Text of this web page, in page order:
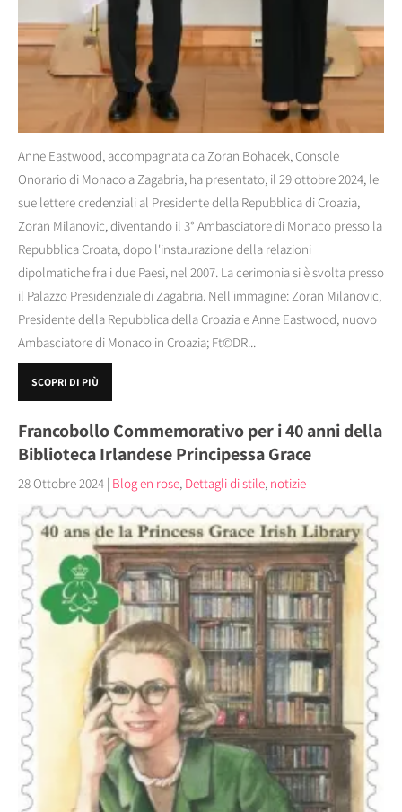
Anne Eastwood, accompagnata da Zoran Bohacek, Console
Onorario di Monaco a Zagabria, ha presentato, il 29 ottobre 2024, le
sue lettere credenziali al Presidente della Repubblica di Croazia,
Zoran Milanovic, diventando il 3° Ambasciatore di Monaco presso la
Repubblica Croata, dopo l'instaurazione della relazioni
dipolmatiche fra i due Paesi, nel 2007. La cerimonia si è svolta presso
il Palazzo Presidenziale di Zagabria. Nell'immagine: Zoran Milanovic,
Presidente della Repubblica della Croazia e Anne Eastwood, nuovo
Ambasciatore di Monaco in Croazia; Ft©DR...
SCOPRI DI PIÙ
Francobollo Commemorativo per i 40 anni della
Biblioteca Irlandese Principessa Grace
28 Ottobre 2024 | Blog en rose, Dettagli di stile, notizie